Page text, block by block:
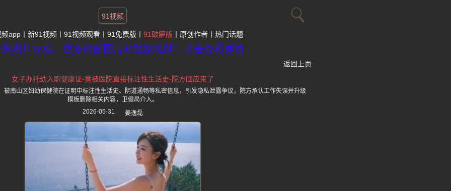
91视频
频app 新91视频 91视频观看 91免费版 91破解版 原创作者 热门话题
网看片吃瓜，更多内部图片和独家视频：点击查看详情
返回上页
女子办托幼入职健康证-竟被医院直接标注性生活史-院方回应来了
被南山区妇幼保健院在证明中标注性生活史、阴道通畅等私密信息，引发隐私泄露争议，院方承认工作失误并升级
模板删除相关内容，卫健局介入。
2026-05-31
姜逸磊